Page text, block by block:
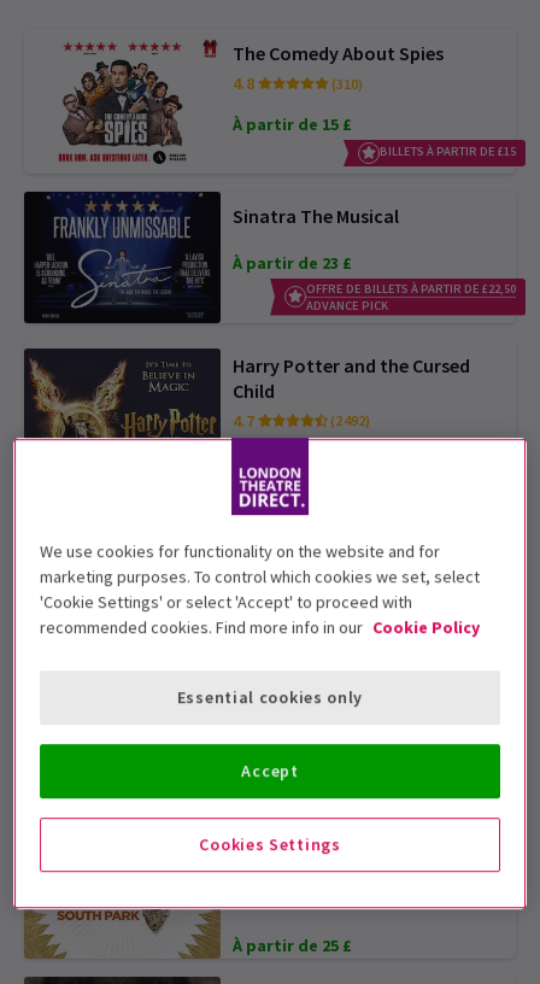
The Comedy About Spies
4.8 (310)
À partir de 15 £
BILLETS À PARTIR DE £15
Sinatra The Musical
À partir de 23 £
OFFRE DE BILLETS À PARTIR DE £22,50
ADVANCE PICK
Harry Potter and the Cursed
Child
4.7 (2 492)
À partir de 31 £
4.8 (14 426)
À partir de 43 £
4.9 (1 018)
À partir de 19 £
The Book of Mormon
À partir de 25 £
We use cookies for functionality on the website and for
marketing purposes. To control which cookies we set, select
'Cookie Settings' or select 'Accept' to proceed with
recommended cookies. Find more info in our Cookie Policy
Cookies Settings
Essential cookies only
Accept